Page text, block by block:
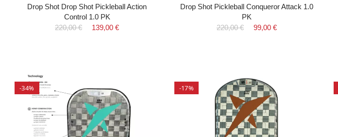
Drop Shot Drop Shot Pickleball Action
Control 1.0 PK
220,00 €
139,00 €
Drop Shot Pickleball Conqueror Attack 1.0
PK
220,00 €
99,00 €
-34% -17%